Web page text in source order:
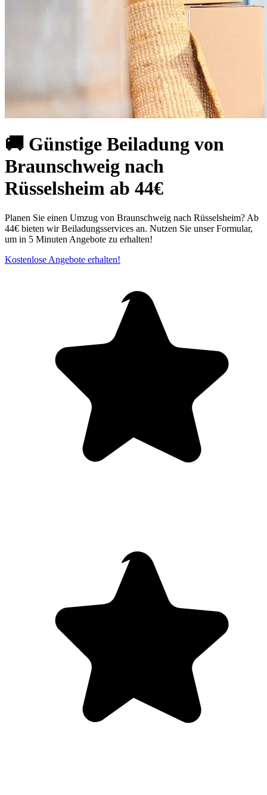
🚚 Günstige Beiladung von
Braunschweig nach
Rüsselsheim ab 44€
Planen Sie einen Umzug von Braunschweig nach Rüsselsheim? Ab
44€ bieten wir Beiladungsservices an. Nutzen Sie unser Formular,
um in 5 Minuten Angebote zu erhalten!
Kostenlose Angebote erhalten!